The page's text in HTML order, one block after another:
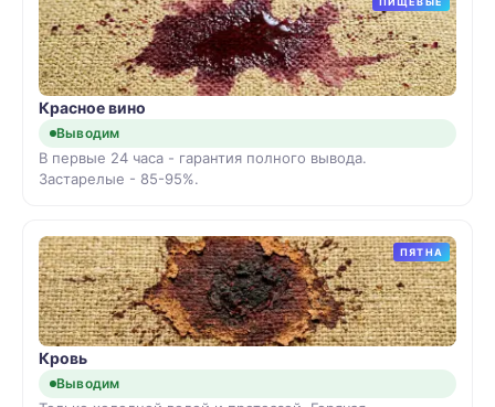
Красное вино
Выводим
В первые 24 часа - гарантия полного вывода.
Застарелые - 85-95%.
ПЯТНА
Кровь
Выводим